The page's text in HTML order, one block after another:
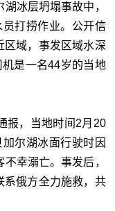
冰层坍塌事故中，
打捞作业。公开信
区域，事发区域水深
是一名44岁的当地
报，当地时间2月20
尔湖冰面行驶时因
幸溺亡。事发后，
系俄方全力施救，共